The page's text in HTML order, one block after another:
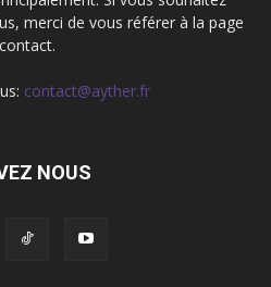
merci de vous référer à la page
contact.
contact@ayther.fr
NOUS